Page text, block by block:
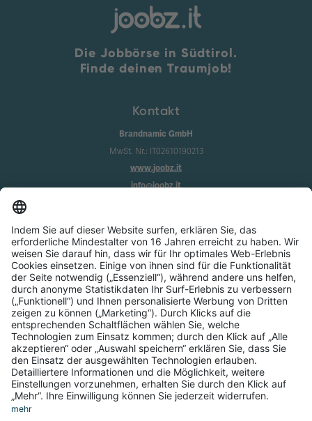
Die Jobbörse in Südtirol.
Finde deinen Traumjob!
Kontakt
Brandnamic GmbH
MwSt. Nr.: IT02610190213
www.joobz.it
info@joobz.it
Impressum
Datenschutz
AGB
Cookie-Einstellungen
Service
Über uns
Login
Registrierung